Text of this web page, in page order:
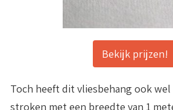
Bekijk prijzen!
Toch heeft dit vliesbehang ook wel
stroken met een breedte van 1